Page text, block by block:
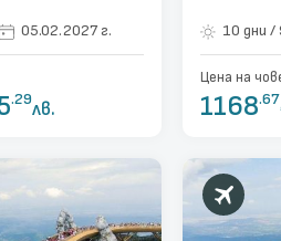
05.02.2027 г.
.29лв.
Цена на
1168.67